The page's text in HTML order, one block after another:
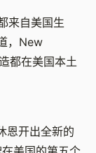
来自美国生
，New
都在美国本土
恩开出全新的